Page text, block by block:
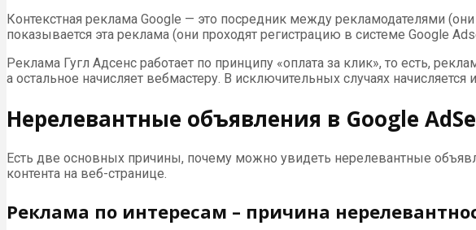
Контекстная реклама Google — это посредник между рекламодателями
показывается эта реклама (они проходят регистрацию в системе Google
Реклама Гугл Адсенс работает по принципу «оплата за клик», то есть,
а остальное начисляет вебмастеру. В исключительных случаях
Нерелевантные объявления в Google
Есть две основных причины, почему можно увидеть нерелевантные
контента на веб-странице.
Реклама по интересам – причина